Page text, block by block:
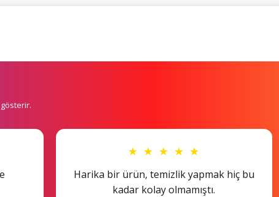
★ ★ ★ ★ ★
Harika bir ürün, temizlik yapmak hiç bu
kadar kolay olmamıştı.